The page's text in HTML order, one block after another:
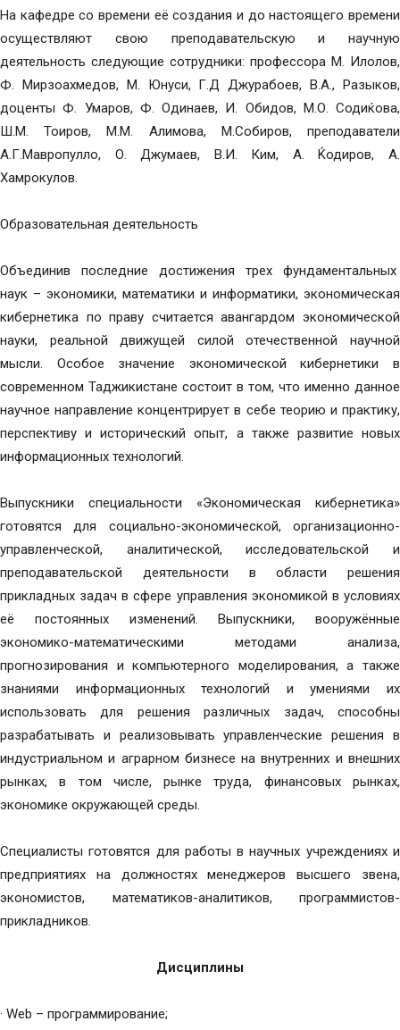
На кафедре со времени её создания и до настоящего времени
осуществляют свою преподавательскую и научную
деятельность следующие сотрудники: профессора М. Илолов,
Ф. Мирзоахмедов, М. Юнуси, Г.Д Джурабоев, В.А., Разыков,
доценты Ф. Умаров, Ф. Одинаев, И. Обидов, М.О. Содиќова,
Ш.М. Тоиров, М.М. Алимова, М.Собиров, преподаватели
А.Г.Мавропулло, О. Джумаев, В.И. Ким, А. Ќодиров, А.
Хамрокулов.
Образовательная деятельность
Объединив последние достижения трех фундаментальных
наук – экономики, математики и информатики, экономическая
кибернетика по праву считается авангардом экономической
науки, реальной движущей силой отечественной научной
мысли. Особое значение экономической кибернетики в
современном Таджикистане состоит в том, что именно данное
научное направление концентрирует в себе теорию и практику,
перспективу и исторический опыт, а также развитие новых
информационных технологий.
Выпускники специальности «Экономическая кибернетика»
готовятся для социально-экономической, организационно-
управленческой, аналитической, исследовательской и
преподавательской деятельности в области решения
прикладных задач в сфере управления экономикой в условиях
её постоянных изменений. Выпускники, вооружённые
экономико-математическими методами анализа,
прогнозирования и компьютерного моделирования, а также
знаниями информационных технологий и умениями их
использовать для решения различных задач, способны
разрабатывать и реализовывать управленческие решения в
индустриальном и аграрном бизнесе на внутренних и внешних
рынках, в том числе, рынке труда, финансовых рынках,
экономике окружающей среды.
Специалисты готовятся для работы в научных учреждениях и
предприятиях на должностях менеджеров высшего звена,
экономистов, математиков-аналитиков, программистов-
прикладников.
Дисциплины
· Web – программирование;